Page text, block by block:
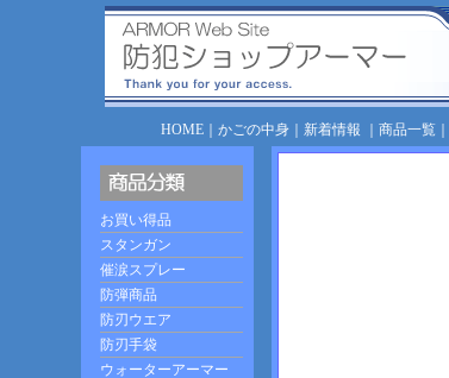
HOME｜ かごの中身｜ 新着情報 商品一覧｜